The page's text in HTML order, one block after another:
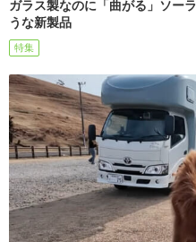
ガラス製なのに「曲がる」ソー
うな新製品
特集